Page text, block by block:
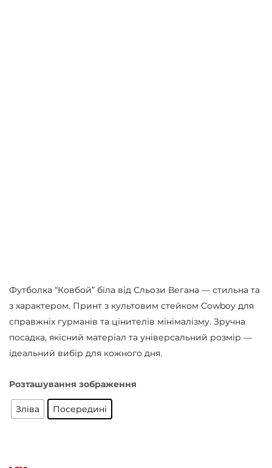
Футболка “Ковбой” біла від Сльози Вегана — стильна та
з характером. Принт з культовим стейком Cowboy для
справжніх гурманів та цінителів мінімалізму. Зручна
посадка, якісний матеріал та універсальний розмір —
ідеальний вибір для кожного дня.
Розташування зображення
Зліва Посередині